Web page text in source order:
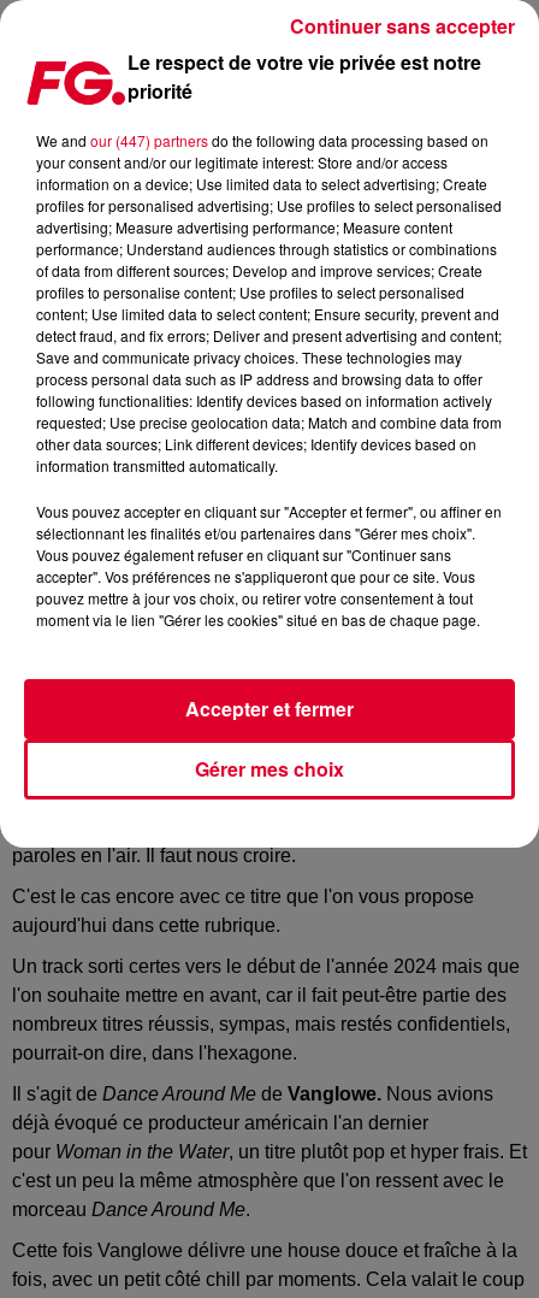
COUP DE COEUR FG: DANCE AROUND ME DE VANGLOWE, C'EST VALIDÉ
Publié : 18 novembre 2024 à 10h07 par Antony HARARI
Quand on vous répète qu'il y a des sons que vous
paroles en l'air. Il faut nous croire.
C'est le cas encore avec ce titre que l'on vous propose
aujourd'hui dans cette rubrique.
Un track sorti certes vers le début de l'année 2024 mais que
l'on souhaite mettre en avant, car il fait peut-être partie des
nombreux titres réussis, sympas, mais restés confidentiels,
pourrait-on dire, dans l'hexagone.
Il s'agit de Dance Around Me de Vanglowe. Nous avions
déjà évoqué ce producteur américain l'an dernier
pour Woman in the Water, un titre plutôt pop et hyper frais. Et
c'est un peu la même atmosphère que l'on ressent avec le
morceau Dance Around Me.
Cette fois Vanglowe délivre une house douce et fraîche à la
fois, avec un petit côté chill par moments. Cela valait le coup
Le respect de votre vie privée est notre
priorité
We and our (447) partnersdo the following data processing based on
your consent and/or our legitimate interest: Store and/or access
information on a device; Use limited data to select advertising; Create
profiles for personalised advertising; Use profiles to select personalised
advertising; Measure advertising performance; Measure content
performance; Understand audiences through statistics or combinations
of data from different sources; Develop and improve services; Create
profiles to personalise content; Use profiles to select personalised
content; Use limited data to select content; Ensure security, prevent and
detect fraud, and fix errors; Deliver and present advertising and content;
Save and communicate privacy choices. These technologies may
process personal data such as IP address and browsing data to offer
following functionalities: Identify devices based on information actively
requested; Use precise geolocation data; Match and combine data from
other data sources; Link different devices; Identify devices based on
information transmitted automatically.
Vous pouvez accepter en cliquant sur "Accepter et fermer", ou affiner en
sélectionnant les finalités et/ou partenaires dans "Gérer mes choix".
Vous pouvez également refuser en cliquant sur "Continuer sans
accepter". Vos préférences ne s'appliqueront que pour ce site. Vous
pouvez mettre à jour vos choix, ou retirer votre consentement à tout
moment via le lien "Gérer les cookies" situé en bas de chaque page.
Gérer mes choix
Accepter et fermer
Continuer sans accepter